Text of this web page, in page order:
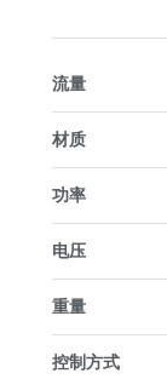
流量
材质
功率
电压
重量
控制方式